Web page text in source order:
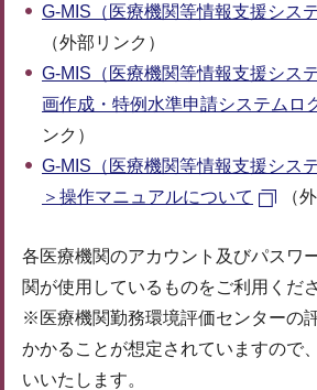
G-MIS（医療機関等情報支援シス
（外部リンク）
G-MIS（医療機関等情報支援シス
画作成・特例水準申請システムロ
ンク）
G-MIS（医療機関等情報支援シス
＞操作マニュアルについて
（
各医療機関のアカウント及びパスワ
関が使用しているものをご利用くださ
※医療機関勤務環境評価センターの
かかることが想定されていますので
いいたします。